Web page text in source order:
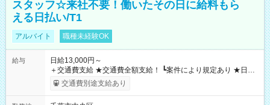
スタッフ☆来社不要！働いたその日に給料もら
える日払い/T1
アルバイト 職種未経験OK
給与
日給13,000円～
＋交通費支給 ★交通費全額支給！ ┗案件により規定あり ★日払
いOK！（規定あり） ┗働いたその日に現金GET♪ お仕事後はコ
ンビニATMから 日払い分を引き落とせます！ 【試用期間】試
交通費別途支給あり